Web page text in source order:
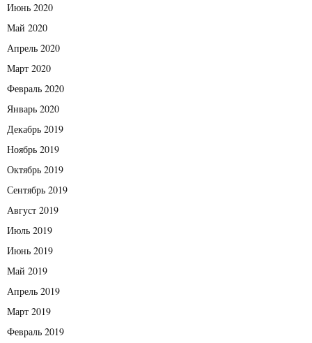
Июнь 2020
Май 2020
Апрель 2020
Март 2020
Февраль 2020
Январь 2020
Декабрь 2019
Ноябрь 2019
Октябрь 2019
Сентябрь 2019
Август 2019
Июль 2019
Июнь 2019
Май 2019
Апрель 2019
Март 2019
Февраль 2019